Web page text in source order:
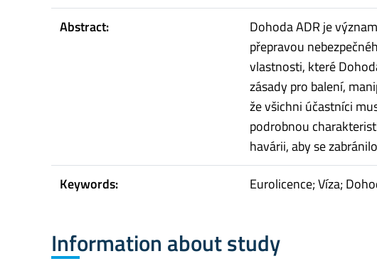
Abstract:
Dohoda ADR je
přepravou
vlastnosti, které
zásady pro balení,
že všichni účastníci
podrobnou
havárii, aby se
Keywords:
Eurolicence; Víza;
Information about study